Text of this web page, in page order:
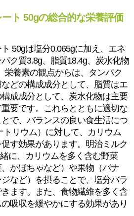
ト 50gの総合的な栄養評価
50gは塩分0.065gに加え、エネ
ク質3.8g、脂質18.4g、炭水化物
栄養素の観点からは、タンパク
どの構成成分として、脂質はエ
成成分として、炭水化物は主要
要です。これらとともに適切な
で、バランスの良い食生活につ
トリウム）に対して、カリウム
す効果があります。明治ミルク
に、カリウムを多く含む野菜
、かぼちゃなど）や果物（バナ
など）を摂ることで、塩分バラ
ます。また、食物繊維を多く含
吸収を緩やかにする効果があり